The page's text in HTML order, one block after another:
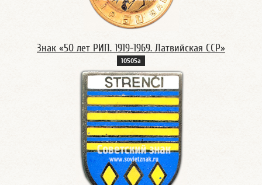
Знак «50 лет РИП. 1919-1969. Латвийская ССР»
10505а